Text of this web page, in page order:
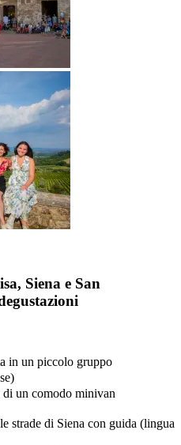
Siena e San
in un piccolo gruppo
un comodo minivan
strade di Siena con guida (lingua